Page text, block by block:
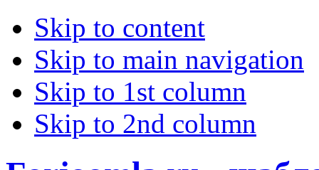
Skip to content
Skip to main navigation
Skip to 1st column
Skip to 2nd column